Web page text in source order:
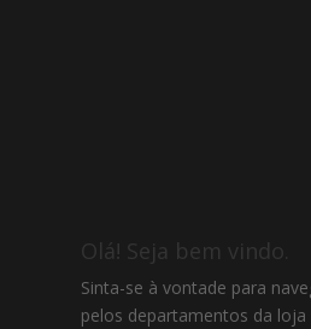
Olá! Seja bem vindo.
Sinta-se à vontade para
pelos departamentos da loja